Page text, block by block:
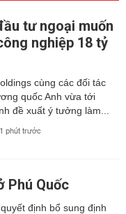
tư ngoại muốn
nghiệp 18 tỷ
cùng các đối tác
quốc Anh vừa tới
đề xuất ý tưởng làm...
phút trước
Phú Quốc
định bổ sung định